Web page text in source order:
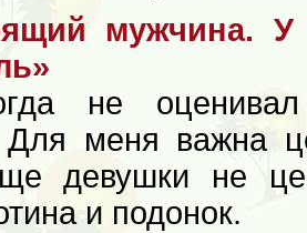
мужчина. У
не
Для меня важна
девушки не
и подонок.